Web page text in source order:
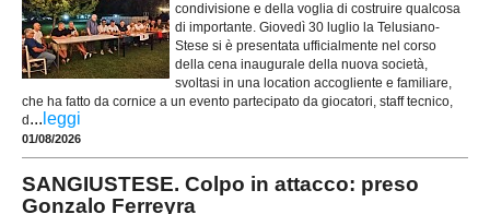
condivisione e della voglia di costruire qualcosa
di importante. Giovedì 30 luglio la Telusiano-
Stese si è presentata ufficialmente nel corso
della cena inaugurale della nuova società,
svoltasi in una location accogliente e familiare,
che ha fatto da cornice a un evento partecipato da giocatori, staff tecnico,
d ... leggi
01/08/2026
SANGIUSTESE. Colpo in attacco: preso
Gonzalo Ferreyra